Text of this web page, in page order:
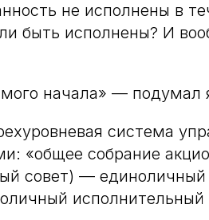
не исполнены в
быть исполнены? И
начала» — подумал
система
«общее собрание
совет) —
исполнительный